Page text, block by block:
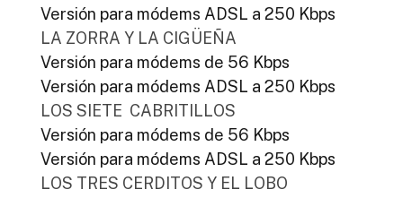
Versión para módems ADSL a 250 Kbps
LA ZORRA Y LA CIGÜEÑA
Versión para módems de 56 Kbps
Versión para módems ADSL a 250 Kbps
LOS SIETE CABRITILLOS
Versión para módems de 56 Kbps
Versión para módems ADSL a 250 Kbps
LOS TRES CERDITOS Y EL LOBO